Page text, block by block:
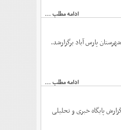
ادامه مطلب ...
گفت : مسابقات ورزشی «جام اقتدار ایران» ویادواره ۳۴ شهید دانش‌آموز جنگ ۱۲ روزه در شهرستان پارس آباد برگزارشد.
ادامه مطلب ...
. به گزارش پایگاه خبری و تحلیلی